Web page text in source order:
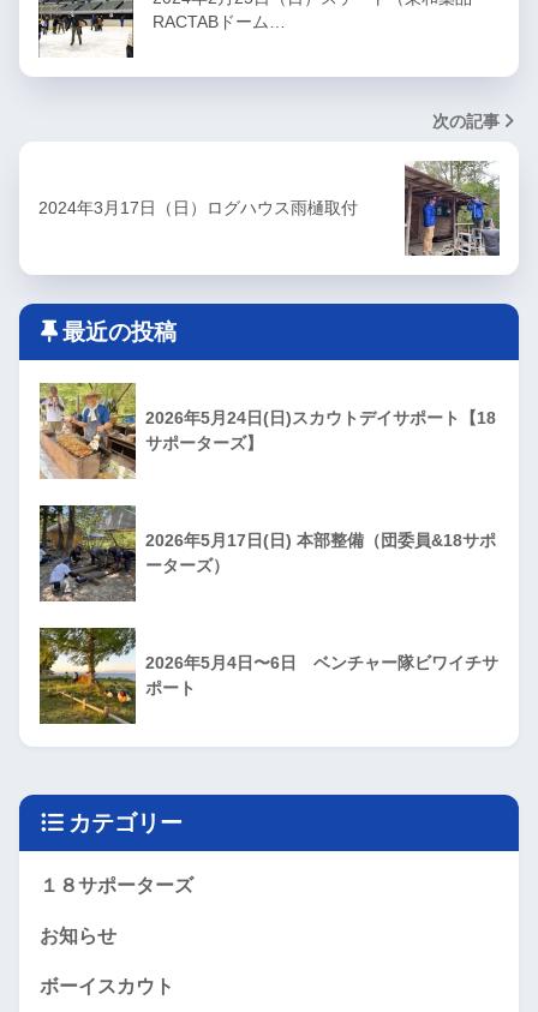
RACTABドーム…
次の記事
2024年3月17日（日）ログハウス雨樋取付
最近の投稿
2026年5月24日(日)スカウトデイサポート【18
サポーターズ】
2026年5月17日(日) 本部整備（団委員&18サポ
ーターズ）
2026年5月4日〜6日 ベンチャー隊ビワイチサ
ポート
カテゴリー
１８サポーターズ
お知らせ
ボーイスカウト